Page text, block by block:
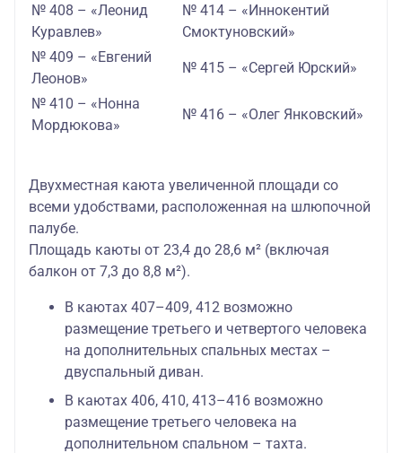
№ 408 – «Леонид
Куравлев»
№ 414 – «Иннокентий
Смоктуновский»
№ 409 – «Евгений
Леонов»
№ 415 – «Сергей Юрский»
№ 410 – «Нонна
Мордюкова»
№ 416 – «Олег Янковский»
Двухместная каюта увеличенной площади со
всеми удобствами, расположенная на шлюпочной
палубе.
Площадь каюты от 23,4 до 28,6 м² (включая
балкон от 7,3 до 8,8 м²).
В каютах 407–409, 412 возможно
размещение третьего и четвертого человека
на дополнительных спальных местах –
двуспальный диван.
В каютах 406, 410, 413–416 возможно
размещение третьего человека на
дополнительном спальном – тахта.